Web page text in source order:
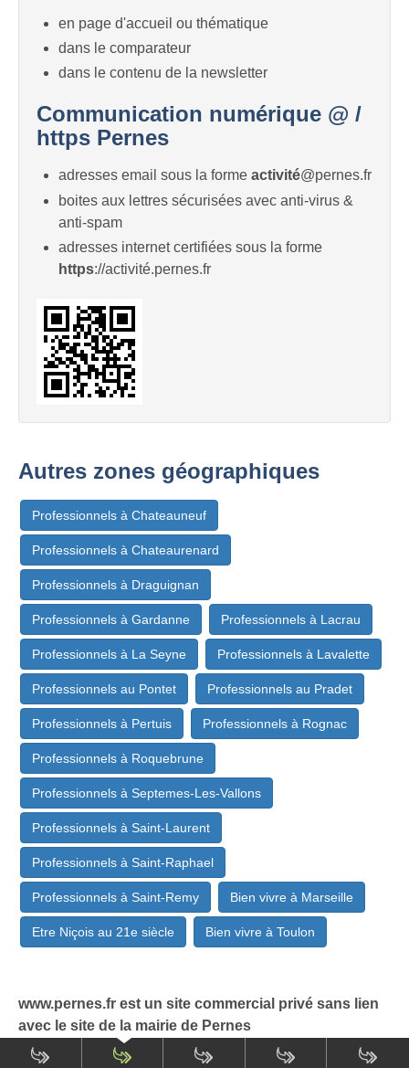
en page d'accueil ou thématique
dans le comparateur
dans le contenu de la newsletter
Communication numérique @ /
https Pernes
adresses email sous la forme activité@pernes.fr
boites aux lettres sécurisées avec anti-virus &
anti-spam
adresses internet certifiées sous la forme
https://activité.pernes.fr
Autres zones géographiques
Professionnels à Chateauneuf
Professionnels à Chateaurenard
Professionnels à Draguignan
Professionnels à Gardanne Professionnels à Lacrau
Professionnels à La Seyne Professionnels à Lavalette
Professionnels au Pontet Professionnels au Pradet
Professionnels à Pertuis Professionnels à Rognac
Professionnels à Roquebrune
Professionnels à Septemes-Les-Vallons
Professionnels à Saint-Laurent
Professionnels à Saint-Raphael
Professionnels à Saint-Remy Bien vivre à Marseille
Etre Niçois au 21e siècle Bien vivre à Toulon
www.pernes.fr est un site commercial privé sans lien
avec le site de la mairie de Pernes